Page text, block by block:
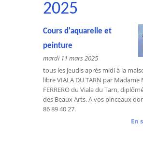
2025
Cours d'aquarelle et
peinture
mardi 11 mars 2025
tous les jeudis après midi à la
libre VIALA DU TARN par Madame
FERRERO du Viala du Tarn,
des Beaux Arts. A vos pinceaux
86 89 40 27.
En